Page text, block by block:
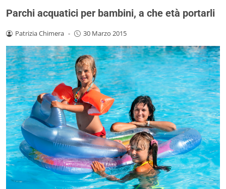
Parchi acquatici per bambini, a che età portarli
Patrizia Chimera - 30 Marzo 2015